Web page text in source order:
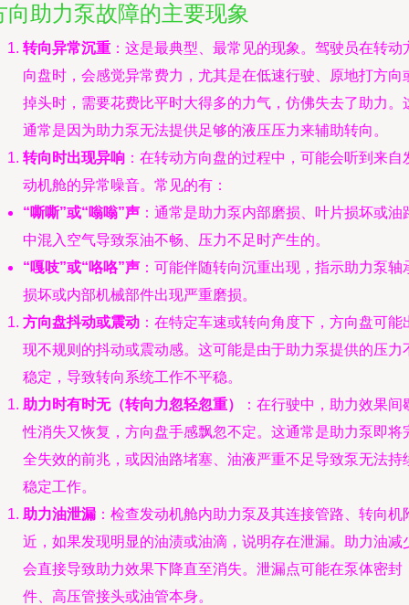
向助力泵故障的主要现象
转向异常沉重 ：这是最典型、最常见的现象。驾驶员在转动
向盘时，会感觉异常费力，尤其是在低速行驶、原地打方向
掉头时，需要花费比平时大得多的力气，仿佛失去了助力。
通常是因为助力泵无法提供足够的液压压力来辅助转向。
转向时出现异响 ：在转动方向盘的过程中，可能会听到来自
动机舱的异常噪音。常见的有：
“嘶嘶”或“嗡嗡”声 ：通常是助力泵内部磨损、叶片损坏或油
中混入空气导致泵油不畅、压力不足时产生的。
“嘎吱”或“咯咯”声 ：可能伴随转向沉重出现，指示助力泵轴
损坏或内部机械部件出现严重磨损。
方向盘抖动或震动 ：在特定车速或转向角度下，方向盘可能
现不规则的抖动或震动感。这可能是由于助力泵提供的压力
稳定，导致转向系统工作不平稳。
助力时有时无（转向力忽轻忽重）
：在行驶中，助力效果间
性消失又恢复，方向盘手感飘忽不定。这通常是助力泵即将
全失效的前兆，或因油路堵塞、油液严重不足导致泵无法持
稳定工作。
助力油泄漏 ：检查发动机舱内助力泵及其连接管路、转向机
近，如果发现明显的油渍或油滴，说明存在泄漏。助力油减
会直接导致助力效果下降直至消失。泄漏点可能在泵体密封
件、高压管接头或油管本身。